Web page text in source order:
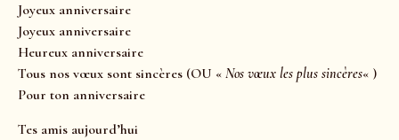
Joyeux anniversaire
Joyeux anniversaire
Heureux anniversaire
Tous nos vœux sont sincères (OU « Nos vœux les plus sincères« )
Pour ton anniversaire
Tes amis aujourd’hui